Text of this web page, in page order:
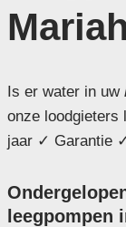
Is er water in uw
onze loodgieters
jaar ✓ Garantie
leegpompen